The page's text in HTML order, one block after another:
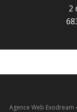
2
Agence Web Exodream -